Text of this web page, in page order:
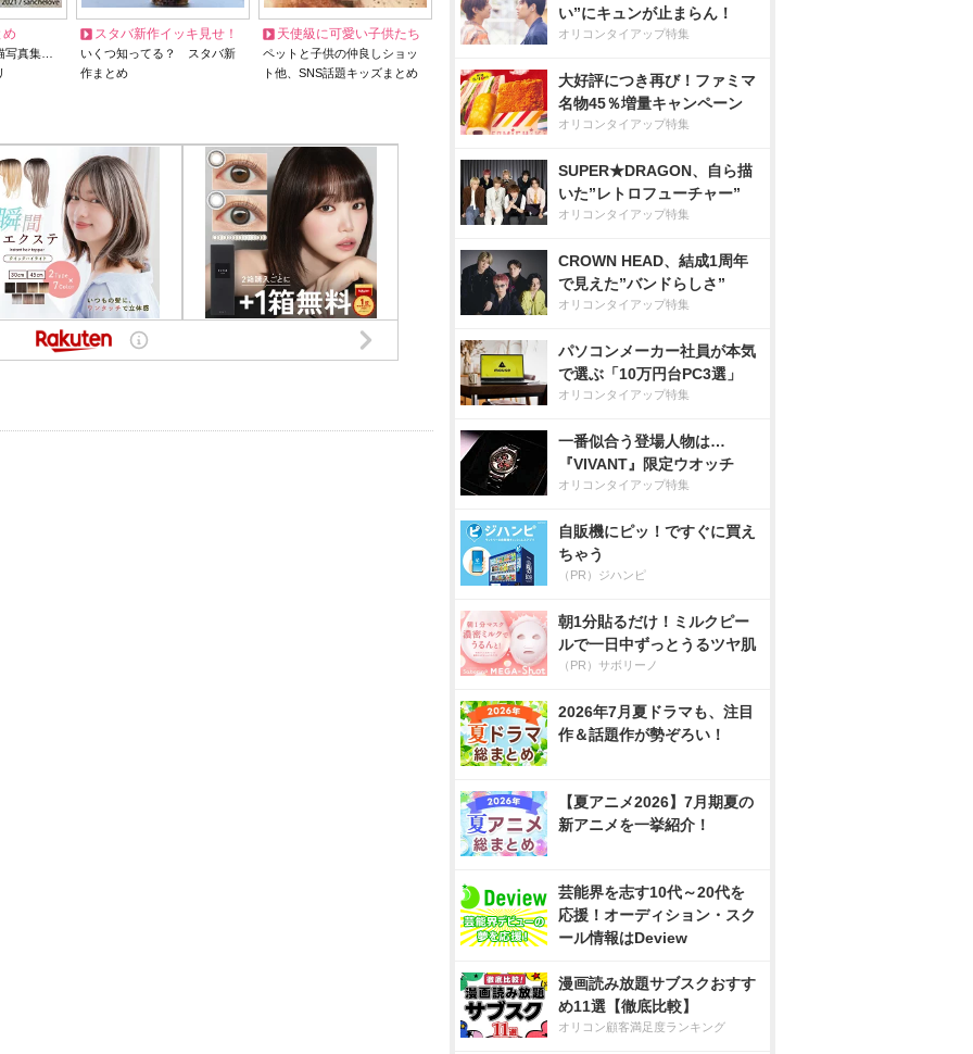
め
写真集…
スタバ新作イッキ見せ！
いくつ知ってる？ スタバ新
作まとめ
天使級に可愛い子供たち
ペットと子供の仲良しショッ
ト他、SNS話題キッズまとめ
い”にキュンが止まらん！
オリコンタイアップ特集
大好評につき再び！ファミマ
名物45％増量キャンペーン
オリコンタイアップ特集
SUPER★DRAGON、自ら描
いた”レトロフューチャー”
オリコンタイアップ特集
CROWN HEAD、結成1周年
で見えた”バンドらしさ”
オリコンタイアップ特集
パソコンメーカー社員が本気
で選ぶ「10万円台PC3選」
オリコンタイアップ特集
一番似合う登場人物は…
『VIVANT』限定ウオッチ
オリコンタイアップ特集
自販機にピッ！ですぐに買え
ちゃう
（PR）ジハンピ
朝1分貼るだけ！ミルクピー
ルで一日中ずっとうるツヤ肌
（PR）サボリーノ
2026年7月夏ドラマも、注目
作＆話題作が勢ぞろい！
【夏アニメ2026】7月期夏の
新アニメを一挙紹介！
芸能界を志す10代～20代を
応援！オーディション・スク
ール情報はDeview
漫画読み放題サブスクおすす
め11選【徹底比較】
オリコン顧客満足度ランキング